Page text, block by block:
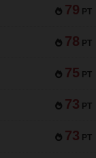
79 PT
78 PT
75 PT
73 PT
73 PT